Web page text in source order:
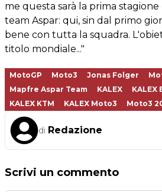
me questa sarà la prima
team Aspar: qui, sin dal primo
bene con tutta la squadra.
titolo mondiale..."
MotoGP Moto3 Jonas Folger
Mapfre Aspar Team
KALEX
KALEX KTM
KALEX Moto3 Moto3
di Redazione
Scrivi un commento